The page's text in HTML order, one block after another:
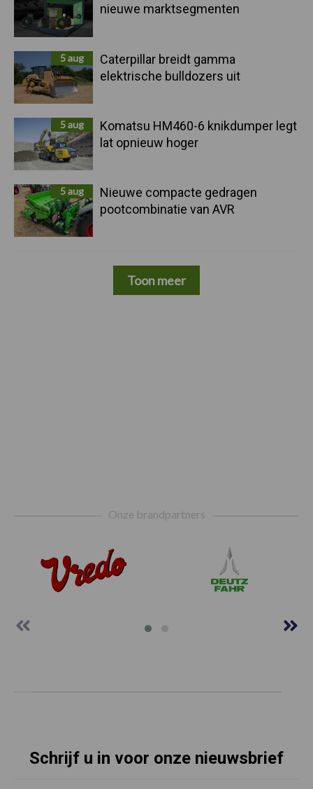
nieuwe marktsegmenten
5 aug
Caterpillar breidt gamma
elektrische bulldozers uit
5 aug
Komatsu HM460-6 knikdumper legt
lat opnieuw hoger
5 aug
Nieuwe compacte gedragen
pootcombinatie van AVR
Toon meer
Onze brandpartners
Schrijf u in voor onze nieuwsbrief